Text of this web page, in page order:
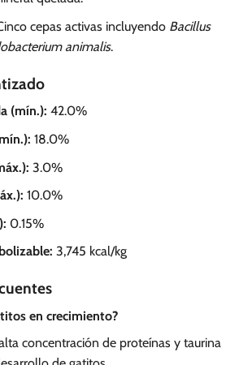
cepas activas incluyendo Bacillus
animalis.
(mín.): 42.0%
18.0%
3.0%
10.0%
0.15%
3,745 kcal/kg
en crecimiento?
concentración de proteínas y taurina